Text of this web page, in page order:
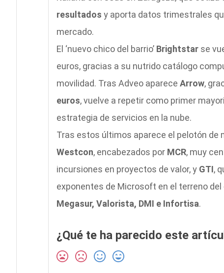
resultados y aporta datos trimestrales
mercado.
El ‘nuevo chico del barrio’ Brightstarse
euros, gracias a su nutrido catálogo
movilidad. Tras Adveo aparece Arrow,
euros, vuelve a repetir como primer
estrategia de servicios en la nube.
Tras estos últimos aparece el pelotón de
Westcon, encabezados porMCR, muy
incursiones en proyectos de valor, yGTI,
exponentes de Microsoft en el terreno
Megasur, Valorista, DMI e Infortisa.
¿Qué te ha parecido este